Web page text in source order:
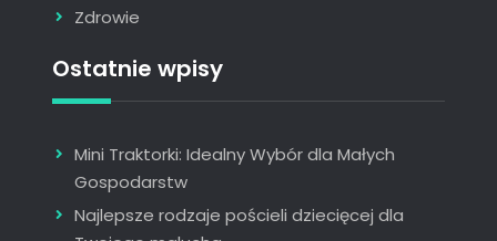
Zdrowie
Ostatnie wpisy
Mini Traktorki: Idealny Wybór dla Małych
Gospodarstw
Najlepsze rodzaje pościeli dziecięcej dla